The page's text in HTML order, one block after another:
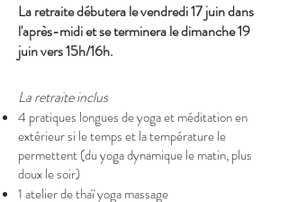
La retraite débutera le vendredi 17 juin dans
l'après-midi et se terminera le dimanche 19
juin vers 15h/16h.
La retraite inclus
4 pratiques longues de yoga et méditation en
extérieur si le temps et la température le
permettent (du yoga dynamique le matin, plus
doux le soir)
1 atelier de thaï yoga massage